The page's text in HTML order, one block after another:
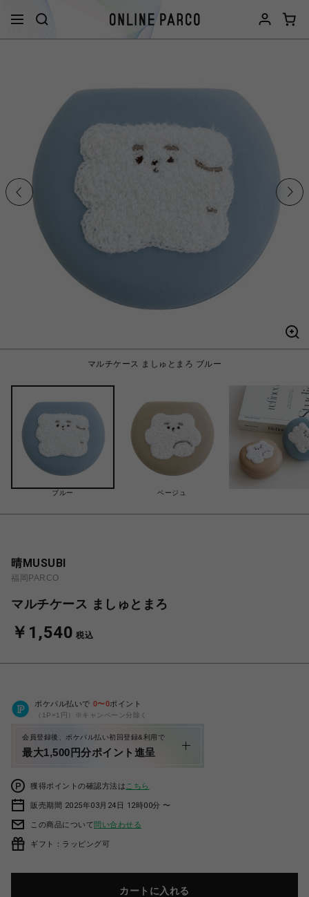
マルチケース ましゅとまろ ブルー
ブルー ベージュ
晴MUSUBI
福岡PARCO
マルチケース ましゅとまろ
￥1,540 税込
ポケパル払いで 0〜0ポイント
（1P=1円）※キャンペーン分除く
会員登録後、ポケパル払い初回登録&利用で
最大1,500円分ポイント進呈
獲得ポイントの確認方法は こちら
販売期間 2025年03月24日 12時00分 〜
この商品について問い合わせる
ギフト：ラッピング可
カートに入れる